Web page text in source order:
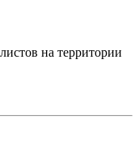
на территории